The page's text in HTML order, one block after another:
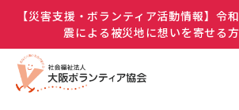
【災害支援・ボランティア活動情報】令
震による被災地に想いを寄せる